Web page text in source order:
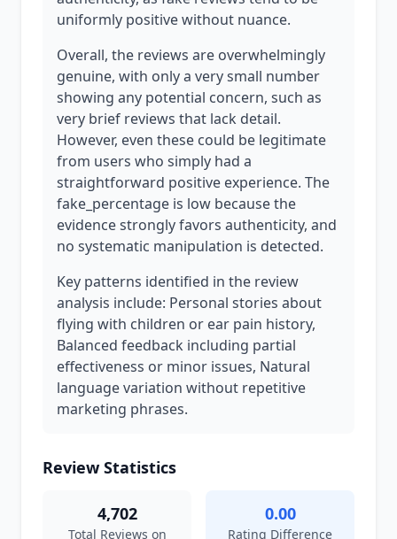
uniformly positive without nuance.
Overall, the reviews are overwhelmingly
genuine, with only a very small number
showing any potential concern, such as
very brief reviews that lack detail.
However, even these could be legitimate
from users who simply had a
straightforward positive experience. The
fake_percentage is low because the
evidence strongly favors authenticity, and
no systematic manipulation is detected.
Key patterns identified in the review
analysis include: Personal stories about
flying with children or ear pain history,
Balanced feedback including partial
effectiveness or minor issues, Natural
language variation without repetitive
marketing phrases.
Review Statistics
4,702
Total Reviews on
0.00
Rating Difference